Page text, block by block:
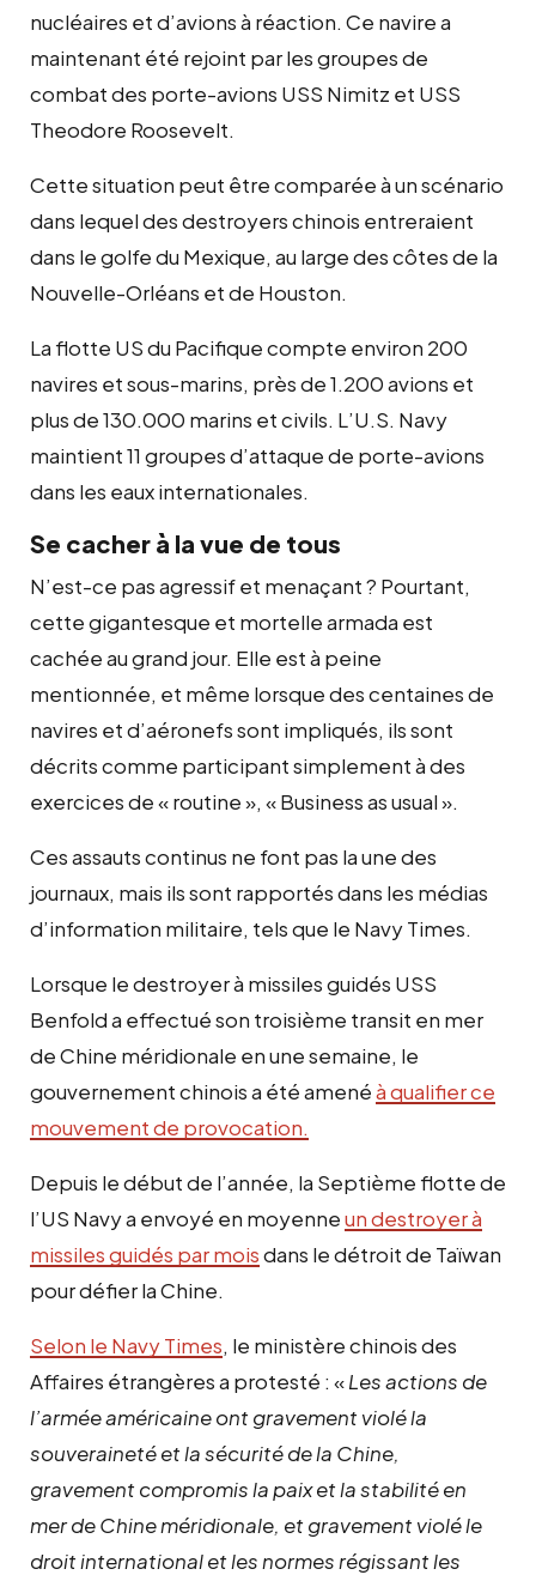
nucléaires et d’avions à réaction. Ce navire a
maintenant été rejoint par les groupes de
combat des porte-avions USS Nimitz et USS
Theodore Roosevelt.
Cette situation peut être comparée à un scénario
dans lequel des destroyers chinois entreraient
dans le golfe du Mexique, au large des côtes de la
Nouvelle-Orléans et de Houston.
La flotte US du Pacifique compte environ 200
navires et sous-marins, près de 1.200 avions et
plus de 130.000 marins et civils. L’U.S. Navy
maintient 11 groupes d’attaque de porte-avions
dans les eaux internationales.
Se cacher à la vue de tous
N’est-ce pas agressif et menaçant ? Pourtant,
cette gigantesque et mortelle armada est
cachée au grand jour. Elle est à peine
mentionnée, et même lorsque des centaines de
navires et d’aéronefs sont impliqués, ils sont
décrits comme participant simplement à des
exercices de « routine », « Business as usual ».
Ces assauts continus ne font pas la une des
journaux, mais ils sont rapportés dans les médias
d’information militaire, tels que le Navy Times.
Lorsque le destroyer à missiles guidés USS
Benfold a effectué son troisième transit en mer
de Chine méridionale en une semaine, le
gouvernement chinois a été amenéà qualifier ce
mouvement de provocation.
Depuis le début de l’année, la Septième flotte de
l’US Navy a envoyé en moyenneun destroyer à
missiles guidés par moisdans le détroit de Taïwan
pour défier la Chine.
Selon le Navy Times, le ministère chinois des
Affaires étrangères a protesté : «Les actions de
l’armée américaine ont gravement violé la
souveraineté et la sécurité de la Chine,
gravement compromis la paix et la stabilité en
mer de Chine méridionale, et gravement violé le
droit international et les normes régissant les